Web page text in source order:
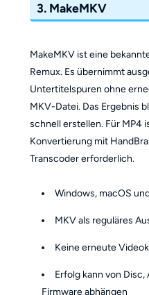
3. MakeMKV
MakeMKV ist eine
Remux. Es übernimmt
Untertitelspuren ohne
MKV-Datei. Das Ergebnis
schnell erstellen. Für MP4
Konvertierung mit
Transcoder erforderlich.
Windows, macOS
MKV als reguläres
Keine erneute
Erfolg kann von
Firmware abhängen